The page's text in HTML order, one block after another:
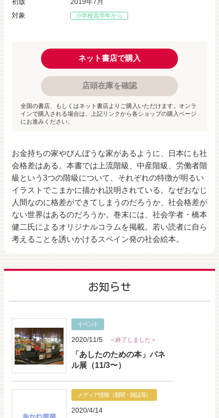
お金持ちの家やびんぼうな家があるように、日本にも社
会格差はある。本書では上流階級、中産階級、労働者階
級という3つの階級について、それぞれの特徴が明るい
イラストでこまかに描かれ説明されている。なぜおなじ
人間なのに格差ができてしまうのだろうか、社会格差が
ない世界はあるのだろうか。巻末には、社会学者・橋本
健二氏によるオリジナルコラムを掲載。若い読者に自ら
考えることを誘いかけるスペイン発の社会絵本。
対象
小学校高学年から
ネット書店で購入
店頭在庫を確認
全国の書店、もしくはネット書店よりご購入いただけます。オンラ
インで購入される場合は、上記リンクから各ショップの購入ページ
にお進みください。
お知らせ
イベント
2020/11/5 ＜終了しました＞
「あしたのための本」パネ
ル展（11/3〜）
メディア情報（新聞・雑誌等）
2020/4/14